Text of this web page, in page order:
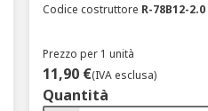
Codice costruttore R-78B12-2.0
Prezzo per 1 unità
11,90 €(IVA esclusa)
Quantità